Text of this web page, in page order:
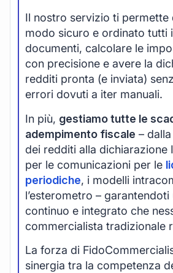
Il nostro servizio ti permette
modo sicuro e ordinato tutti
documenti, calcolare le
con precisione e avere la
redditi pronta (e inviata)
errori dovuti a iter manuali.
In più, gestiamo tutte le
adempimento fiscale –
dei redditi alla dichiarazione
per le comunicazioni per le
periodiche, i modelli
l’esterometro –
continuo e integrato che
commercialista tradizionale
La forza di
sinergia tra la competenza